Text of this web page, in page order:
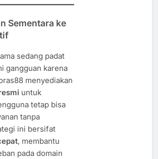
Sementara ke
sedang padat
gangguan karena
menyediakan
untuk
tetap bisa
tanpa
ini bersifat
, membantu
pada domain